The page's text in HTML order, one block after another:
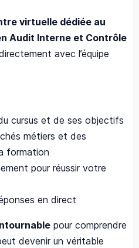
virtuelle dédiée au
Audit Interne et Contrôle
avec l’équipe
cursus et de ses objectifs
métiers et des
formation
pour réussir votre
en direct
pour comprendre
devenir un véritable